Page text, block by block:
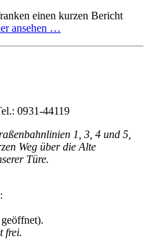
einen kurzen Bericht
ansehen …
0931-44119
1, 3, 4 und 5,
Weg über die Alte
Türe.
frei.